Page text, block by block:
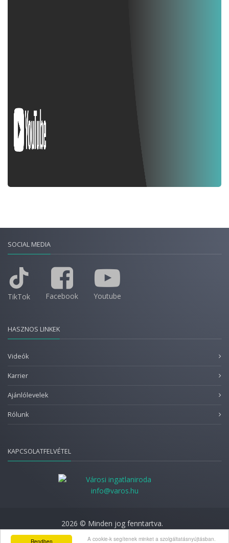
Rendben
A cookie-k segítenek minket a szolgáltatásnyújtásban.
SOCIAL MEDIA
TikTok Facebook Youtube
HASZNOS LINKEK
Videók
Karrier
Ajánlólevelek
Rólunk
KAPCSOLATFELVÉTEL
info@varos.hu
2026 © Minden jog fenntartva.
Adatkezelési nyilatkozat